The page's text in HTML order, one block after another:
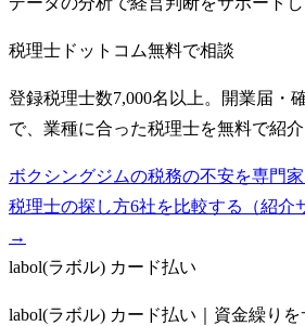
税理士ドットコム無料で相談
登録税理士数7,000名以上。開業届・
で、業種に合った税理士を無料で紹介
ボクシングジムの税務の不安を専門
税理士の探し方6社を比較する（紹介
→
labol(ラボル) カード払い
labol(ラボル) カード払い｜資金繰り